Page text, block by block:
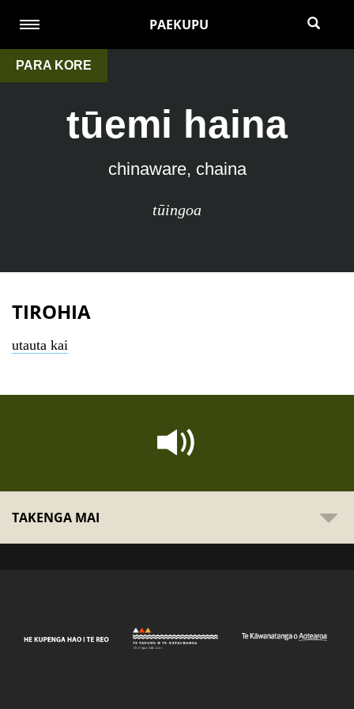
PAEKUPU
PARA KORE
tūemi haina
chinaware, chaina
tūingoa
TIROHIA
utauta kai
TAKENGA MAI